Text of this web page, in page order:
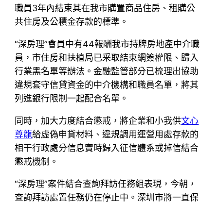
職員3年內結束其在我市購置商品住房、租購公
共住房及公積金存款的標準。
“深房理”會員中有44報酬我市持牌房地產中介職
員，市住房和扶植局已采取結束網簽權限、歸入
行業黑名單等辦法。金融監管部分已梳理出協助
違規套守信貸資金的中介機構和職員名單，將其
列進銀行限制一起配合名單。
同時，加大力度結合懲戒，將企業和小我供文心
尊龍給虛偽申貸材料、違規調用運營用處存款的
相干行政處分信息實時歸入征信體系或掉信結合
懲戒機制。
“深房理”案件結合查詢拜訪任務組表現，今朝，
查詢拜訪處置任務仍在停止中。深圳市將一直保